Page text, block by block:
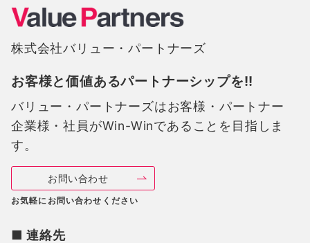
ジ
り
株式会社バリュー・パートナーズ
お客様と価値あるパートナーシップを!!
バリュー・パートナーズはお客様・パートナー
企業様・社員がWin-Winであることを目指しま
す。
お問い合わせ
お気軽にお問い合わせください
■ 連絡先